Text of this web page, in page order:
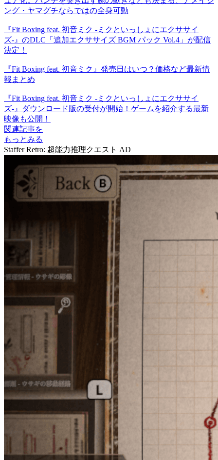
ング・ヤマグチならではの全身可動
『Fit Boxing feat. 初音ミク -ミクといっしょにエクササイ
ズ-』のDLC「追加エクササイズ BGM パック Vol.4」が配信
決定！
『Fit Boxing feat. 初音ミク』発売日はいつ？価格など最新情
報まとめ
『Fit Boxing feat. 初音ミク -ミクといっしょにエクササイ
ズ-』ダウンロード版の受付が開始！ゲームを紹介する最新
映像も公開！
関連記事を
もっとみる
Staffer Retro: 超能力推理クエスト AD